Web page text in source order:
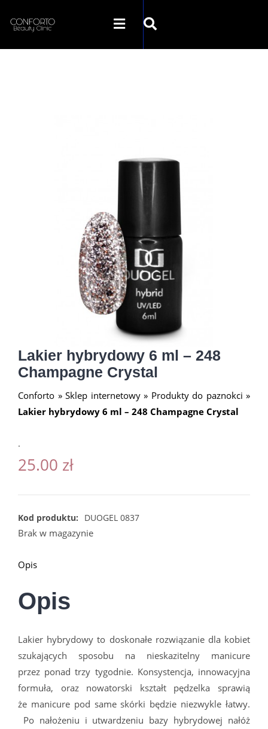
Lakier hybrydowy 6 ml – 248
Champagne Crystal
Conforto » Sklep internetowy» Produkty do paznokci »
Lakier hybrydowy 6 ml – 248 Champagne Crystal
.
25.00 zł
Kod produktu: DUOGEL 0837
Brak w magazynie
Opis
Opis
Lakier hybrydowy to doskonałe rozwiązanie dla kobiet
szukających sposobu na nieskazitelny manicure
przez ponad trzy tygodnie. Konsystencja, innowacyjna
formuła, oraz nowatorski kształt pędzelka sprawią
że manicure pod same skórki będzie niezwykle łatwy.
Po nałożeniu i utwardzeniu bazy hybrydowej nałóż